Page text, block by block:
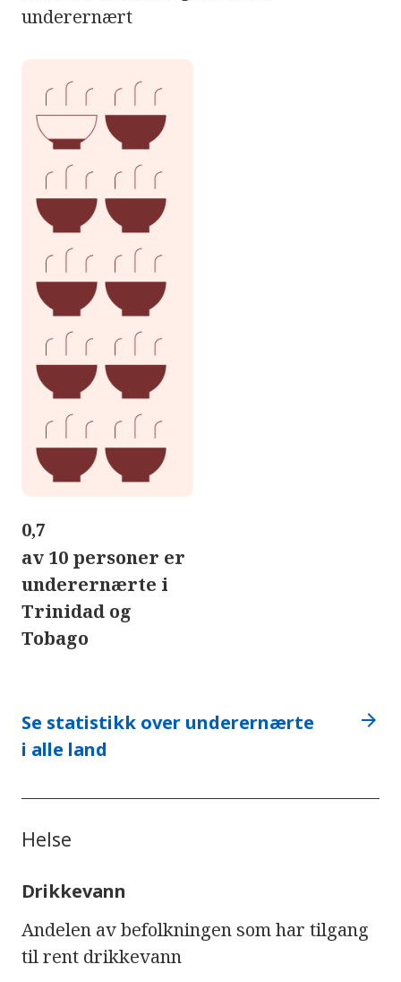
underernært
0,7
av 10 personer er
underernærte i
Trinidad og
Tobago
Se statistikk over underernærte
i alle land
arrow_forward
Helse
Drikkevann
Andelen av befolkningen som har tilgang
til rent drikkevann